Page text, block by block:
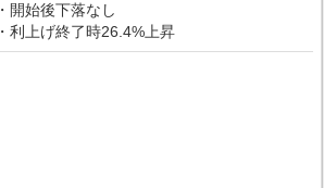
・開始後下落なし
・利上げ終了時26.4%上昇